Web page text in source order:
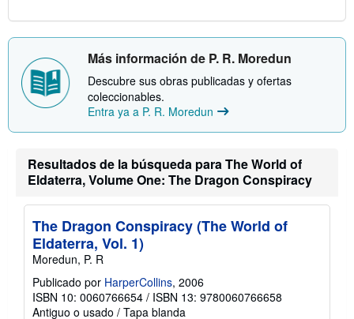
í
o
Más información de P. R. Moredun
Descubre sus obras publicadas y ofertas
coleccionables.
Entra ya a P. R. Moredun
Resultados de la búsqueda para The World of
Eldaterra, Volume One: The Dragon Conspiracy
The Dragon Conspiracy (The World of
Eldaterra, Vol. 1)
Moredun, P. R
Publicado por HarperCollins, 2006
ISBN 10: 0060766654 / ISBN 13: 9780060766658
Antiguo o usado / Tapa blanda